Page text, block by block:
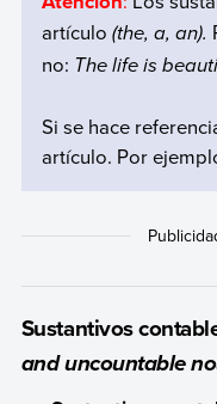
artículo (the, a, an).
no: The life is
Si se hace
artículo. Por
Sustantivos
and uncountable